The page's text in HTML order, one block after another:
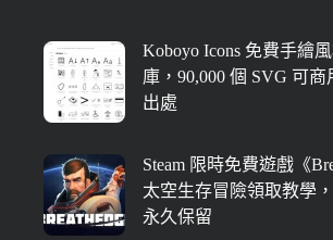
Koboyo Icons 免費手繪
庫，90,000 個 SVG 可商
出處
Steam 限時免費遊戲《
太空生存冒險領取教學
永久保留